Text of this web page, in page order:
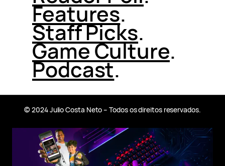
Features.
Staff Picks.
Game Culture.
Podcast.
© 2024 Julio Costa Neto – Todos os direitos reservados.